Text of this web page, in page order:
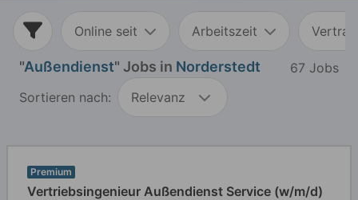
Online seit Arbeitszeit
"Außendienst" Jobs in Norderstedt
67 Jobs
Sortieren nach:
Relevanz
Premium
Vertriebsingenieur Außendienst Service (w/m/d)